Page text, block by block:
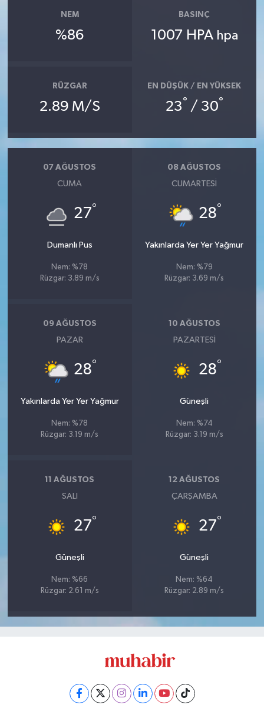
NEM
%86
BASINÇ
1007 HPA hpa
RÜZGAR
2.89 M/S
EN DÜŞÜK / EN YÜKSEK
23° / 30°
07 AĞUSTOS
CUMA
27°
Dumanlı Pus
Nem: %78
Rüzgar: 3.89 m/s
08 AĞUSTOS
CUMARTESI
28°
Yakınlarda Yer Yer Yağmur
Nem: %79
Rüzgar: 3.69 m/s
09 AĞUSTOS
PAZAR
28°
Yakınlarda Yer Yer Yağmur
Nem: %78
Rüzgar: 3.19 m/s
10 AĞUSTOS
PAZARTESI
28°
Güneşli
Nem: %74
Rüzgar: 3.19 m/s
11 AĞUSTOS
SALI
27°
Güneşli
Nem: %66
Rüzgar: 2.61 m/s
12 AĞUSTOS
ÇARŞAMBA
27°
Güneşli
Nem: %64
Rüzgar: 2.89 m/s